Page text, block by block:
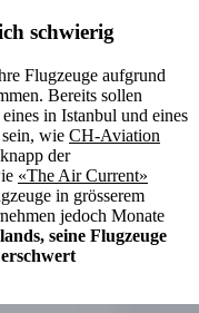
schwierig
Flugzeuge aufgrund
Bereits sollen
in Istanbul und eines
wie CH-Aviation
der
«The Air Current»
in grösserem
jedoch Monate
seine Flugzeuge